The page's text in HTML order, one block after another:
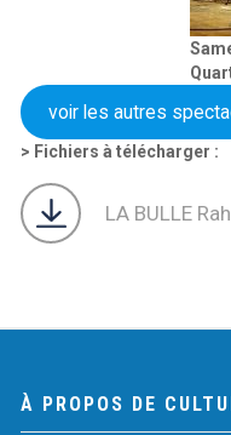
voir les autres
Fichiers à télécharger :
LA BULLE
À PROPOS DE